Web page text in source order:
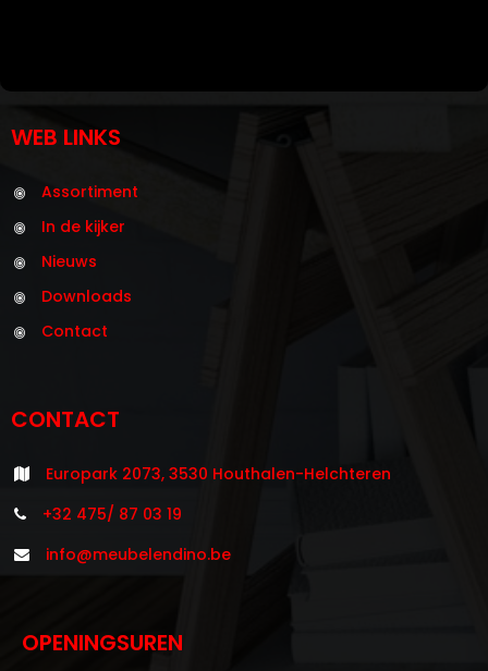
WEB LINKS
Assortiment
In de kijker
Nieuws
Downloads
Contact
CONTACT
Europark 2073, 3530 Houthalen-Helchteren
+32 475/ 87 03 19
info@meubelendino.be
OPENINGSUREN